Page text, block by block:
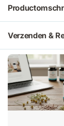
Verzenden &